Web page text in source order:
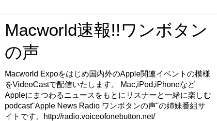
Macworld速報!!ワンボタン
の声
Macworld Expoをはじめ国内外のApple関連イベントの模様
をVideoCastで配信いたします。 Mac,iPod,iPhoneなど
Appleにまつわるニュースをもとにリスナーと一緒に楽しむ
podcast"Apple News Radio ワンボタンの声"の姉妹番組サ
イトです。http://radio.voiceofonebutton.net/